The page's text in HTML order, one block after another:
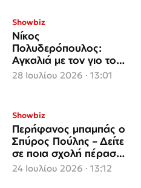
Showbiz
Νίκος
Πολυδερόπουλος:
Αγκαλιά με τον γιο του
στο παιδικό δωμάτιο
28 Ιουλίου 2026 · 13:01
Showbiz
Περήφανος μπαμπάς ο
Σπύρος Πούλης – Δείτε
σε ποια σχολή πέρασε
η κόρη του
24 Ιουλίου 2026 · 13:12